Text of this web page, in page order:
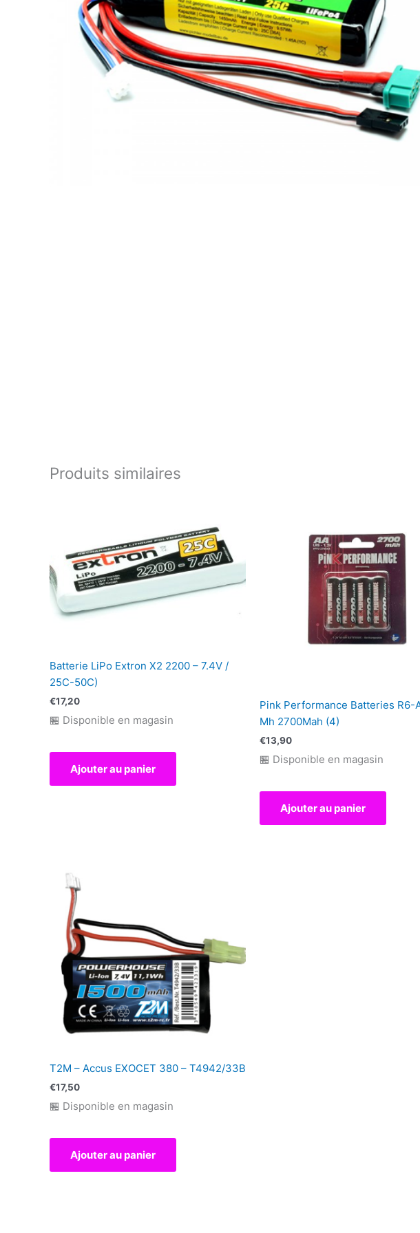
Produits similaires
Batterie LiPo Extron X2 2200 – 7.4V /
25C-50C)
€17,20
🏪 Disponible en magasin
Ajouter au panier
Pink Performance Batteries R6-
Mh 2700Mah (4)
€13,90
🏪 Disponible en magasin
Ajouter au panier
T2M – Accus EXOCET 380 – T4942/33B
€17,50
🏪 Disponible en magasin
Ajouter au panier